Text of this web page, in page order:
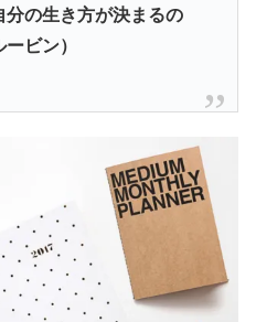
分の生き方が決まるの
ビン）